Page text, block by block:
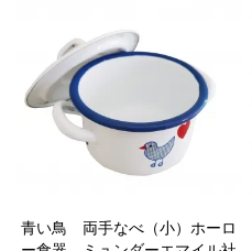
青い鳥 両手なべ（小）ホーロ